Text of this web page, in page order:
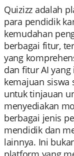
Quizizz adalah
para pendidik
kemudahan
berbagai fitur,
yang
dan fitur AI
kemajuan siswa
untuk tinjauan
menyediakan
berbagai jenis
mendidik dan
lainnya. Ini